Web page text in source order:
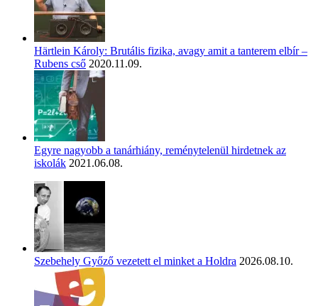
Härtlein Károly: Brutális fizika, avagy amit a tanterem elbír –
Rubens cső 2020.11.09.
Egyre nagyobb a tanárhiány, reménytelenül hirdetnek az
iskolák 2021.06.08.
Szebehely Győző vezetett el minket a Holdra 2026.08.10.